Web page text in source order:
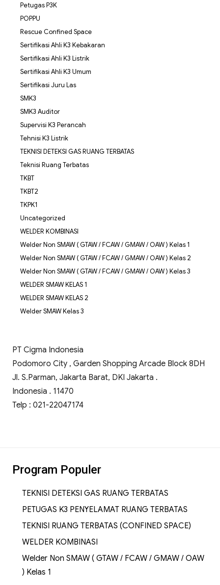
Petugas P3K
POPPU
Rescue Confined Space
Sertifikasi Ahli K3 Kebakaran
Sertifikasi Ahli K3 Listrik
Sertifikasi Ahli K3 Umum
Sertifikasi Juru Las
SMK3
SMK3 Auditor
Supervisi K3 Perancah
Tehnisi K3 Listrik
TEKNISI DETEKSI GAS RUANG TERBATAS
Teknisi Ruang Terbatas
TKBT
TKBT2
TKPK1
Uncategorized
WELDER KOMBINASI
Welder Non SMAW ( GTAW / FCAW / GMAW / OAW ) Kelas 1
Welder Non SMAW ( GTAW / FCAW / GMAW / OAW ) Kelas 2
Welder Non SMAW ( GTAW / FCAW / GMAW / OAW ) Kelas 3
WELDER SMAW KELAS 1
WELDER SMAW KELAS 2
Welder SMAW Kelas 3
PT Cigma Indonesia
Podomoro City , Garden Shopping Arcade Block 8DH
Jl. S.Parman, Jakarta Barat, DKI Jakarta .
Indonesia . 11470
Telp : 021-22047174
Program Populer
TEKNISI DETEKSI GAS RUANG TERBATAS
PETUGAS K3 PENYELAMAT RUANG TERBATAS
TEKNISI RUANG TERBATAS (CONFINED SPACE)
WELDER KOMBINASI
Welder Non SMAW ( GTAW / FCAW / GMAW / OAW
) Kelas 1